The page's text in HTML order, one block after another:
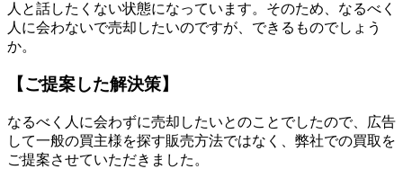
人と話したくない状態になっています。そのため、なるべく
人に会わないで売却したいのですが、できるものでしょう
か。
【ご提案した解決策】
なるべく人に会わずに売却したいとのことでしたので、広告
して一般の買主様を探す販売方法ではなく、弊社での買取を
ご提案させていただきました。